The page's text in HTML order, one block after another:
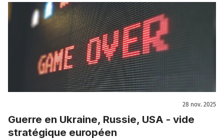
28 nov. 2025
Guerre en Ukraine, Russie, USA - vide
stratégique européen